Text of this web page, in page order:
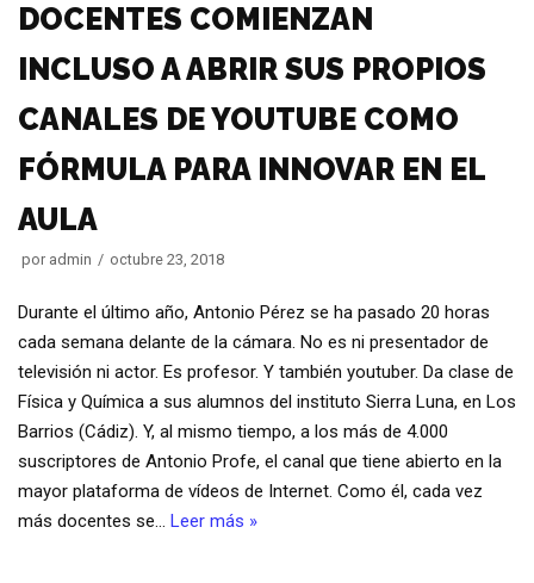
DOCENTES COMIENZAN
INCLUSO A ABRIR SUS PROPIOS
CANALES DE YOUTUBE COMO
FÓRMULA PARA INNOVAR EN EL
AULA
por admin octubre 23, 2018
Durante el último año, Antonio Pérez se ha pasado 20 horas
cada semana delante de la cámara. No es ni presentador de
televisión ni actor. Es profesor. Y también youtuber. Da clase de
Física y Química a sus alumnos del instituto Sierra Luna, en Los
Barrios (Cádiz). Y, al mismo tiempo, a los más de 4.000
suscriptores de Antonio Profe, el canal que tiene abierto en la
mayor plataforma de vídeos de Internet. Como él, cada vez
más docentes se… Leer más »